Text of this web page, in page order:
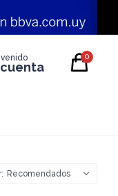
0
Recomendados